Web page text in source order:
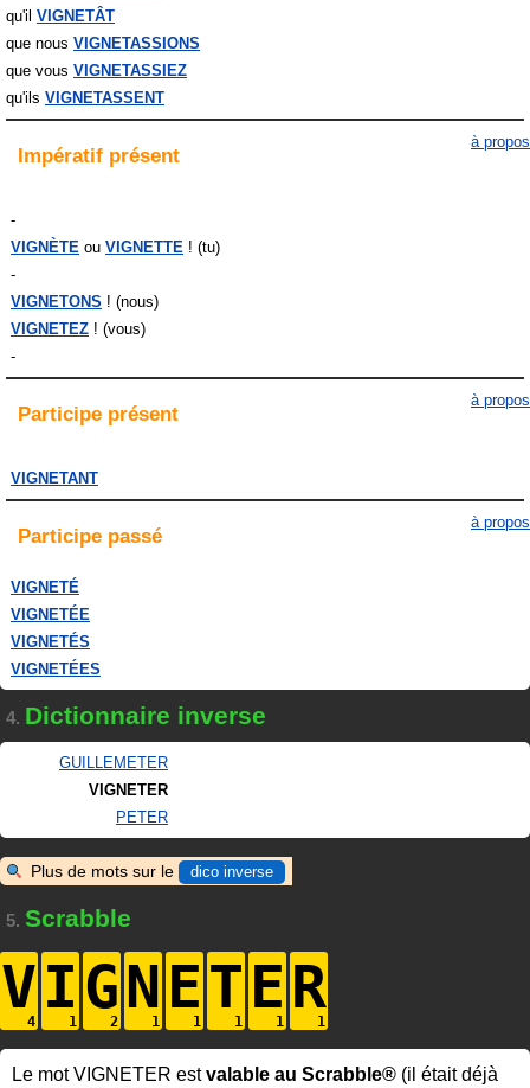
qu'il VIGNETÂT
que nous VIGNETASSIONS
que vous VIGNETASSIEZ
qu'ils VIGNETASSENT
Impératif présent
à propos
-
VIGNÈTE
VIGNETTE ! (tu)
-
VIGNETONS ! (nous)
VIGNETEZ ! (vous)
-
Participe présent
à propos
VIGNETANT
Participe passé
à propos
VIGNETÉ
VIGNETÉE
VIGNETÉS
VIGNETÉES
4. Dictionnaire inverse
GUILLEMETER
VIGNETER
PETER
Plus de mots sur le dico inverse
5. Scrabble
VIGNETER
Le mot VIGNETER estvalable au Scrabble® (il était déjà